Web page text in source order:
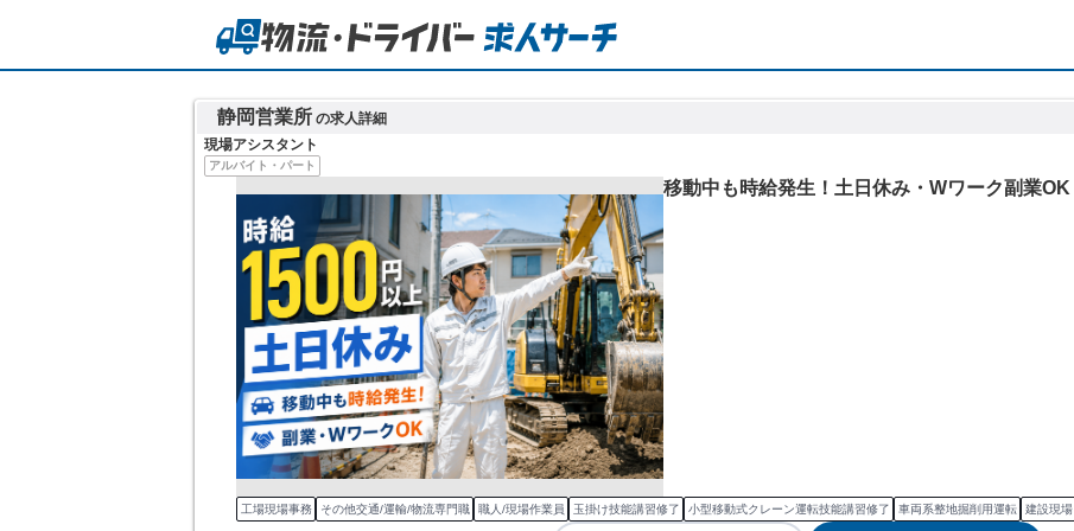
静岡営業所 の求人詳細
現場アシスタント
アルバイト・パート
移動中も時給発生！土日休み・Wワーク副業OK
工場現場事務 その他交通/運輸/物流専門職 職人/現場作業員 玉掛け技能講習修了 小型移動式クレーン運転技能講習修了 車両系整地掘削用運転 建設現場